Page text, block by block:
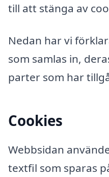
till att stänga av
Nedan har vi
som samlas in,
parter som har
Cookies
Webbsidan
textfil som sparas